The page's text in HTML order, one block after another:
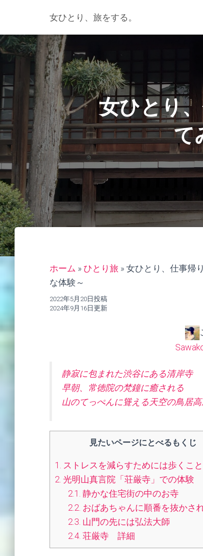
女ひとり、旅をする。
女ひとり
て
ホーム »ひとり旅 »女ひとり、仕事帰
な体験～
2022年5月20日投稿
2024年9月16日更新
静寂に包まれた渋谷にある清岸寺
早朝、常徳院の梵鐘に癒される
山のてっぺんに聳える天空の鳥居
見たいページにとべるもくじ
1. ストレスを減らすためには歩くこと
2. 光明山真言院「荘厳寺」での体験
2.1. 静かな住宅街の中のお寺
2.2. おばあちゃんに順番を抜かさ
2.3. 山門の先には弘法大師
2.4. 荘厳寺 詳細